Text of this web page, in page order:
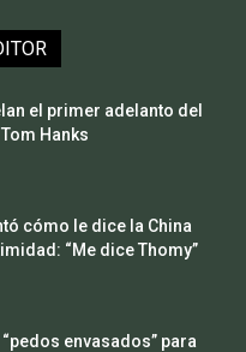
el primer adelanto del
Hanks
cómo le dice la China
“Me dice Thomy”
envasados” para